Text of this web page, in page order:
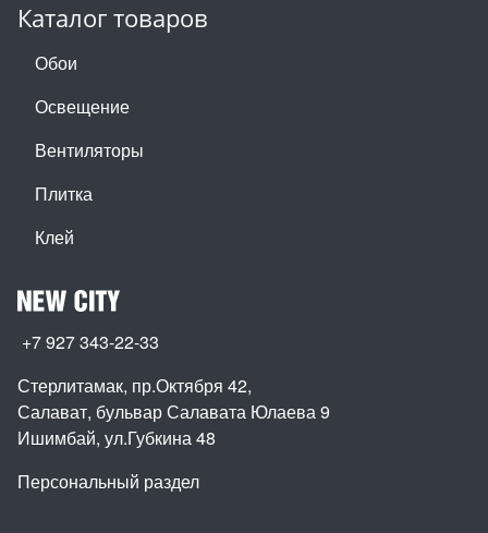
Каталог товаров
Обои
Освещение
Вентиляторы
Плитка
Клей
+7 927 343-22-33
Стерлитамак, пр.Октября 42,
Салават, бульвар Салавата Юлаева 9
Ишимбай, ул.Губкина 48
Персональный раздел